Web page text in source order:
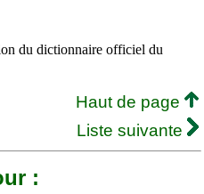
du dictionnaire officiel du
Haut de page
Liste suivante
: